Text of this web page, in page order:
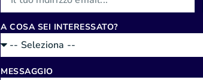
A COSA SEI INTERESSATO?
MESSAGGIO